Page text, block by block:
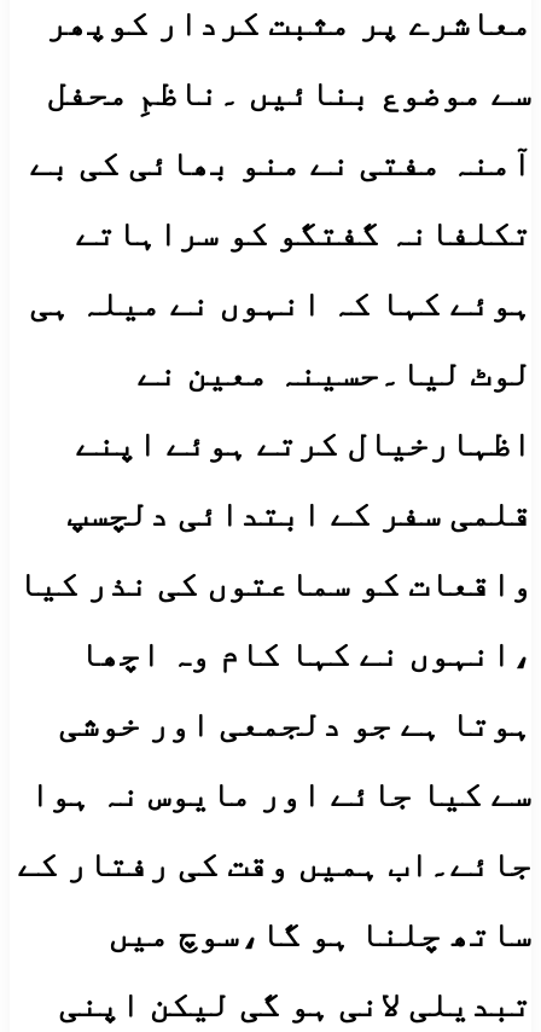
معاشرے پر مثبت کردار کوپھر
سے موضوع بنائیں ۔ناظمِ محفل
آمنہ مفتی نے منو بھائی کی بے
تکلفانہ گفتگو کو سراہاتے
ہوئے کہا کہ انہوں نے میلہ ہی
لوٹ لیا۔حسینہ معین نے
اظہارخیال کرتے ہوئے اپنے
قلمی سفر کے ابتدائی دلچسپ
واقعات کو سماعتوں کی نذر کیا
،انہوں نے کہا کام وہ اچھا
ہوتا ہے جو دلجمعی اور خوشی
سے کیا جائے اور مایوس نہ ہوا
جائے۔اب ہمیں وقت کی رفتار کے
ساتھ چلنا ہو گا،سوچ میں
تبدیلی لانی ہو گی لیکن اپنی